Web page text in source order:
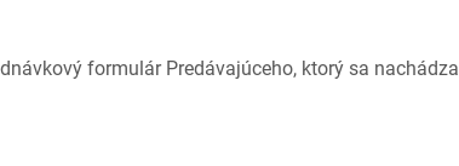
formulár Predávajúceho, ktorý sa nachádza